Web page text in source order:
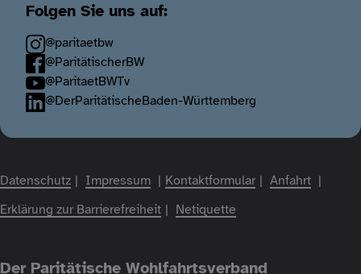
Folgen Sie uns auf:
@paritaetbw
@ParitätischerBW
@ParitaetBWTv
@DerParitätischeBaden-Württemberg
Fußzeile
Datenschutz Impressum Kontaktformular
Anfahrt
Erklärung zur Barrierefreiheit
Netiquette
Der Paritätische Wohlfahrtsverband